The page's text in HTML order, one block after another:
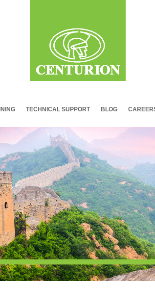
TECHNICAL SUPPORT BLOG